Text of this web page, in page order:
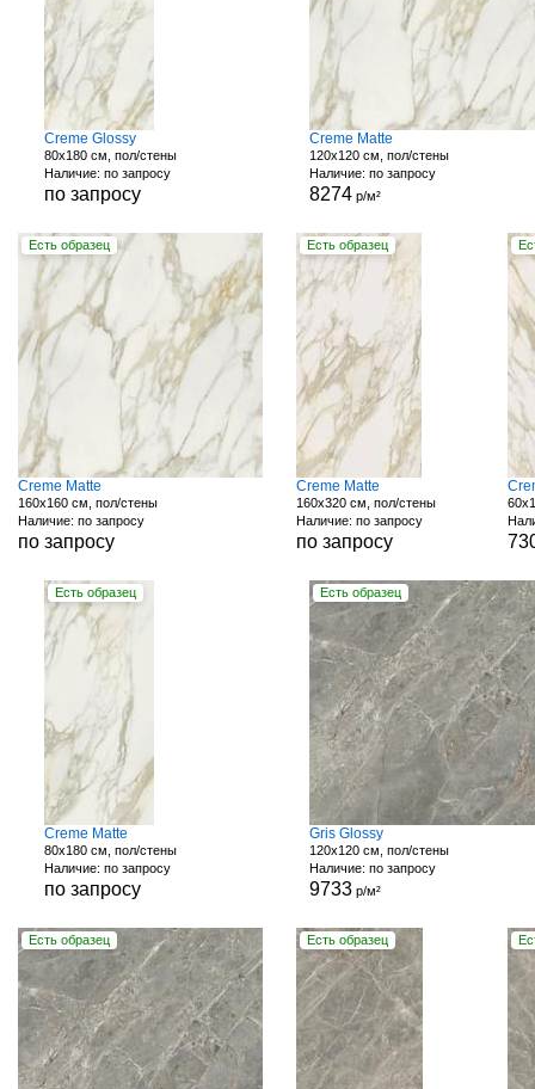
Creme Glossy
80x180 см, пол/стены
Наличие: по запросу
по запросу
Creme Matte
120x120 см, пол/стены
Наличие: по запросу
8274 р/м²
Есть образец
Creme Matte
160x160 см, пол/стены
Наличие: по запросу
по запросу
Есть образец
Creme Matte
160x320 см, пол/стены
Наличие: по запросу
по запросу
Есть образец
Creme Matte
80x180 см, пол/стены
Наличие: по запросу
по запросу
Есть образец
Gris Glossy
120x120 см, пол/стены
Наличие: по запросу
9733 р/м²
Есть образец Есть образец